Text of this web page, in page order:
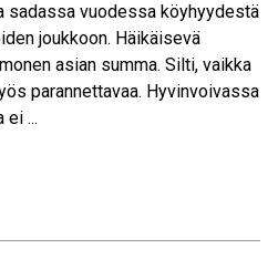
sadassa vuodessa köyhyydestä
joukkoon. Häikäisevä
asian summa. Silti, vaikka
parannettavaa. Hyvinvoivassa
ei ...